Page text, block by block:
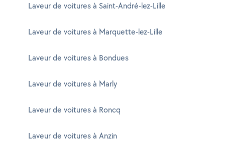
Laveur de voitures à Saint-André-lez-Lille
Laveur de voitures à Marquette-lez-Lille
Laveur de voitures à Bondues
Laveur de voitures à Marly
Laveur de voitures à Roncq
Laveur de voitures à Anzin